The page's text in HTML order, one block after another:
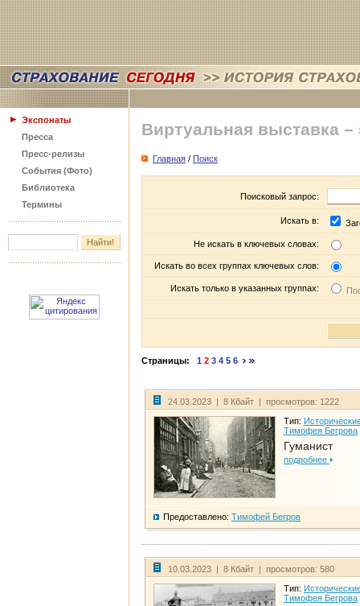
Экспонаты
Пресса
Пресс-релизы
События (Фото)
Библиотека
Термины
Виртуальная выставка –
Главная / Поиск
Поисковый запрос:
Искать в:
Не искать в ключевых словах:
Искать во всех группах ключевых слов:
Искать только в указанных группах:
Страницы: 1 2 3 4 5 6
24.03.2023 | 8 Кбайт | просмотров: 1222
Тип:
Тимофея Бегрова
Гуманист
подробнее
Предоставлено: Тимофей Бегров
10.03.2023 | 8 Кбайт | просмотров: 580
Тип:
Тимофея Бегрова